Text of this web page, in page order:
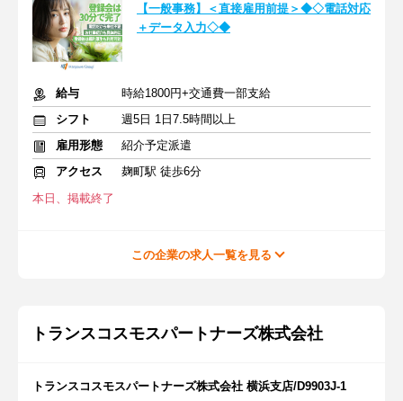
【一般事務】＜直接雇用前提＞◆◇電話対応
＋データ入力◇◆
給与
時給1800円+交通費一部支給
シフト
週5日 1日7.5時間以上
雇用形態
紹介予定派遣
アクセス
麹町駅 徒歩6分
本日、掲載終了
この企業の求人一覧を見る
トランスコスモスパートナーズ株式会社
トランスコスモスパートナーズ株式会社 横浜支店/D9903J-1